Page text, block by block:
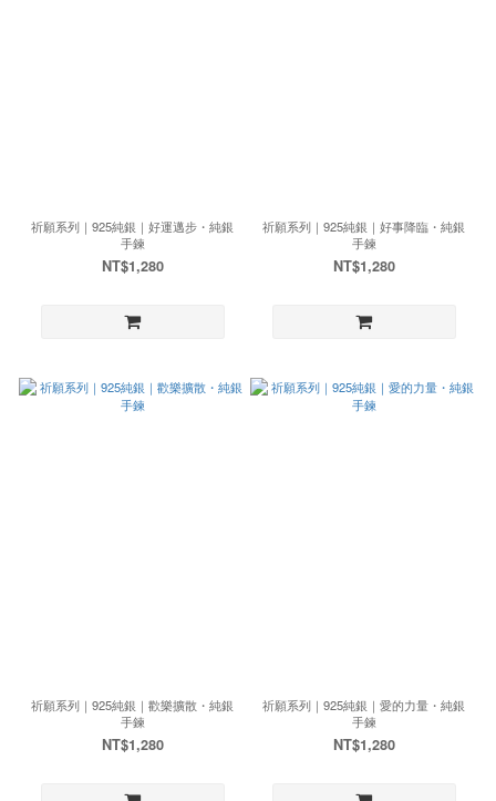
祈願系列｜925純銀｜好運邁步・純銀
手鍊
NT$1,280
祈願系列｜925純銀｜好事降臨・純銀
手鍊
NT$1,280
祈願系列｜925純銀｜歡樂擴散・純銀
手鍊
NT$1,280
祈願系列｜925純銀｜愛的力量・純銀
手鍊
NT$1,280